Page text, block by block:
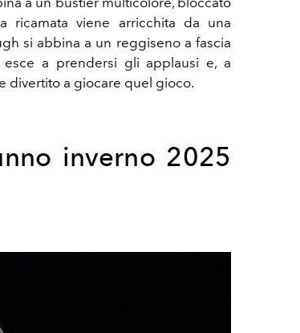
ricamata viene arricchita da una
si abbina a un reggiseno a fascia
esce a prendersi gli applausi e, a
divertito a giocare quel gioco.
inverno 2025